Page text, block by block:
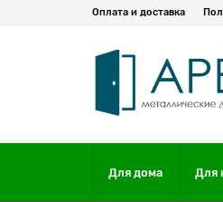
Оплата и доставка
Для дома Для